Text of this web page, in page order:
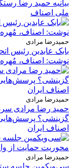
بیانیه حمید رضا
ملی اصناف
حمیدرضا مرادی
بابک عابدین رئیس
نوشت: اصناف، مُهره
حمیدرضا مرادی
حمید رضا مرادی
گزینشی؟ پرسش‌هایی
اصناف ایران
حمیدرضا مرادی